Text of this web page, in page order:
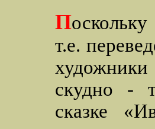
П
т.е.
скудно -
сказке